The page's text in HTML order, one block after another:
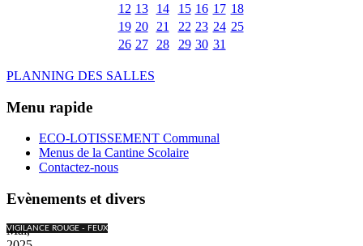
12 13 14 15 16 17 18
19 20 21 22 23 24 25
26 27 28 29 30 31
PLANNING DES SALLES
Menu rapide
ECO-LOTISSEMENT Communal
Menus de la Cantine Scolaire
Contactez-nous
Evènements et divers
VIGILANCE ROUGE - FEUX
Mai,